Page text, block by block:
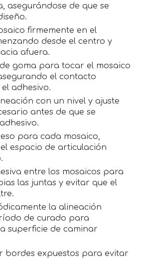
asegurándose de que se
firmemente en el
desde el centro y
afuera.
goma para tocar el mosaico
el contacto
adhesivo.
con un nivel y ajuste
antes de que se
para cada mosaico,
espacio de articulación
entre los mosaicos para
las juntas y evitar que el
la alineación
de curado para
superficie de caminar
bordes expuestos para evitar